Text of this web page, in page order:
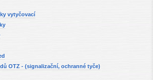
vytyčovací
OTZ - (signalizační, ochranné tyče)